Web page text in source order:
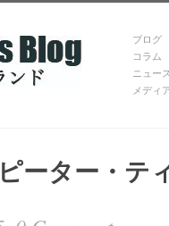
ブログ
コラム
ニュース
メディ
ーター・テ